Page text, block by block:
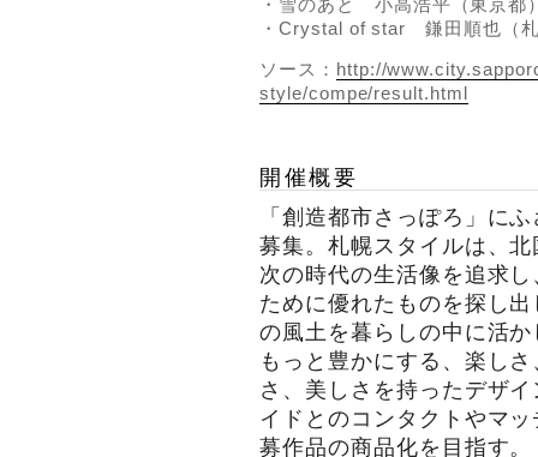
・雪のあと 小高浩平（東京都
・Crystal of star 鎌田順也（
ソース： http://
style/compe/result.html
開催概要
「創造都市さっぽろ」に
募集。札幌スタイルは、
次の時代の生活像を追求
ために優れたものを探し
の風土を暮らしの中に活
もっと豊かにする、楽し
さ、美しさを持ったデザ
イドとのコンタクトやマ
募作品の商品化を目指す。